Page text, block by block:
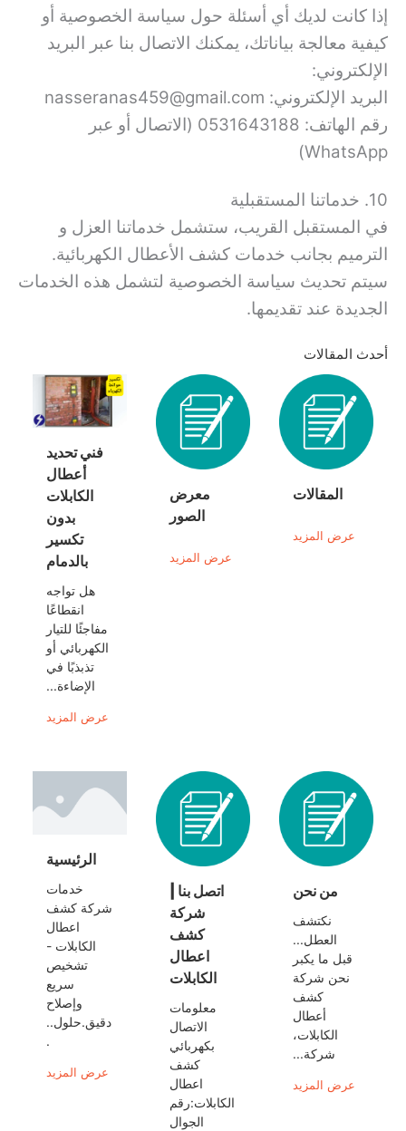
إذا كانت لديك أي أسئلة حول سياسة الخصوصية أو
كيفية معالجة بياناتك، يمكنك الاتصال بنا عبر البريد
الإلكتروني:
البريد الإلكتروني: nasseranas459@gmail.com
رقم الهاتف: 0531643188 (الاتصال أو عبر
WhatsApp)
10. خدماتنا المستقبلية
في المستقبل القريب، ستشمل خدماتنا العزل و
الترميم بجانب خدمات كشف الأعطال الكهربائية.
سيتم تحديث سياسة الخصوصية لتشمل هذه الخدمات
الجديدة عند تقديمها.
أحدث المقالات
المقالات
عرض المزيد
معرض
الصور
عرض المزيد
فني تحديد
أعطال
الكابلات
بدون
تكسير
بالدمام
هل تواجه
انقطاعًا
مفاجئًا للتيار
الكهربائي أو
تذبذبًا في
الإضاءة...
عرض المزيد
من نحن
نكتشف
العطل...
قبل ما يكبر
نحن شركة
كشف
أعطال
الكابلات،
شركة...
عرض المزيد
اتصل بنا |
شركة
كشف
اعطال
الكابلات
معلومات
الاتصال
بكهربائي
كشف
اعطال
الكابلات:رقم
الجوال
الرئيسية
خدمات
شركة كشف
اعطال
الكابلات -
تشخيص
سريع
وإصلاح
دقيق.حلول..
.
عرض المزيد